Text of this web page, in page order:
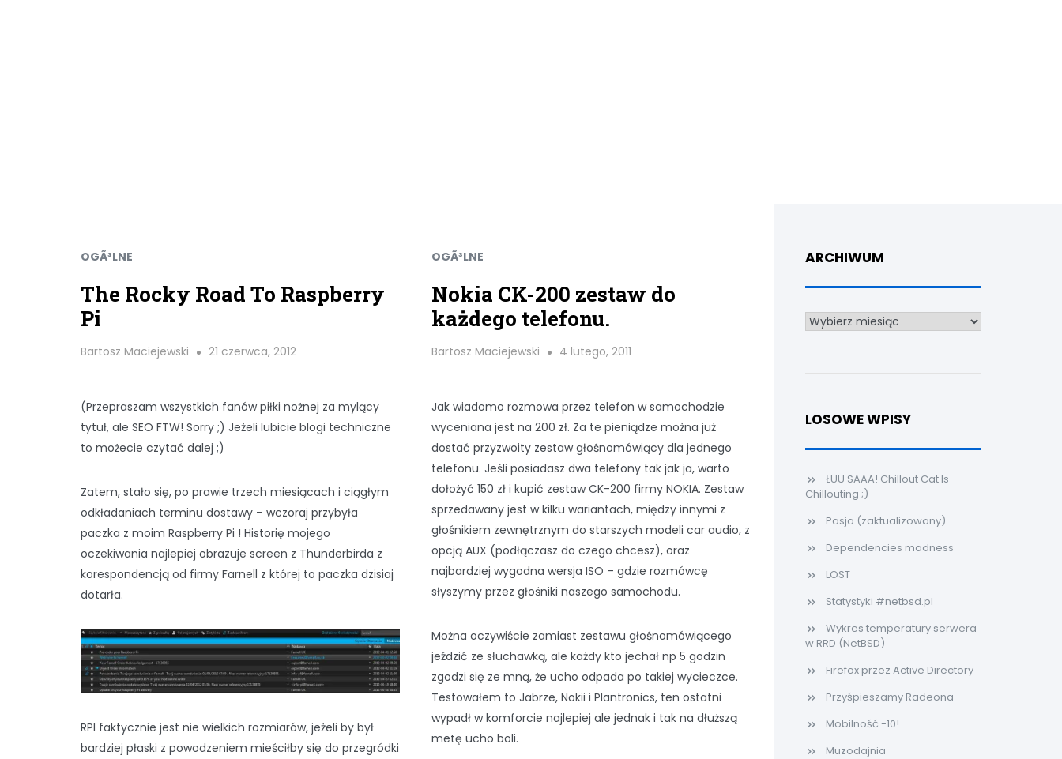
OGÃ³LNE
The Rocky Road To Raspberry
Pi
Bartosz Maciejewski 21 czerwca, 2012
(Przepraszam wszystkich fanów piłki nożnej za mylący
tytuł, ale SEO FTW! Sorry ;) Jeżeli lubicie blogi techniczne
to możecie czytać dalej ;)
Zatem, stało się, po prawie trzech miesiącach i ciągłym
odkładaniach terminu dostawy – wczoraj przybyła
paczka z moim Raspberry Pi ! Historię mojego
oczekiwania najlepiej obrazuje screen z Thunderbirda z
korespondencją od firmy Farnell z której to paczka dzisiaj
dotarła.
RPI faktycznie jest nie wielkich rozmiarów, jeżeli by był
bardziej płaski z powodzeniem mieściłby się do przegródki
OGÃ³LNE
Nokia CK-200 zestaw do
każdego telefonu.
Bartosz Maciejewski 4 lutego, 2011
Jak wiadomo rozmowa przez telefon w samochodzie
wyceniana jest na 200 zł. Za te pieniądze można już
dostać przyzwoity zestaw głośnomówiący dla jednego
telefonu. Jeśli posiadasz dwa telefony tak jak ja, warto
dołożyć 150 zł i kupić zestaw CK-200 firmy NOKIA. Zestaw
sprzedawany jest w kilku wariantach, między innymi z
głośnikiem zewnętrznym do starszych modeli car audio, z
opcją AUX (podłączasz do czego chcesz), oraz
najbardziej wygodna wersja ISO – gdzie rozmówcę
słyszymy przez głośniki naszego samochodu.
Można oczywiście zamiast zestawu głośnomówiącego
jeździć ze słuchawką, ale każdy kto jechał np 5 godzin
zgodzi się ze mną, że ucho odpada po takiej wycieczce.
Testowałem to Jabrze, Nokii i Plantronics, ten ostatni
wypadł w komforcie najlepiej ale jednak i tak na dłuższą
metę ucho boli.
ARCHIWUM
Archiwum
LOSOWE WPISY
ŁUU SAAA! Chillout Cat Is
Chillouting ;)
Pasja (zaktualizowany)
Dependencies madness
LOST
Statystyki #netbsd.pl
Wykres temperatury serwera
w RRD (NetBSD)
Firefox przez Active Directory
Przyśpieszamy Radeona
Mobilność -10!
Muzodajnia